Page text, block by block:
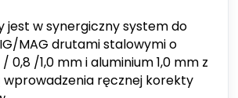
jest w synergiczny system do
MAG drutami stalowymi o
0,8 /1,0 mm i aluminium 1,0 mm z
wprowadzenia ręcznej korekty